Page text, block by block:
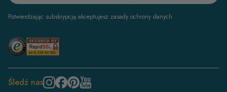
Potwierdzając subskrypcję akceptujesz zasady ochrony danych
Śledź nas